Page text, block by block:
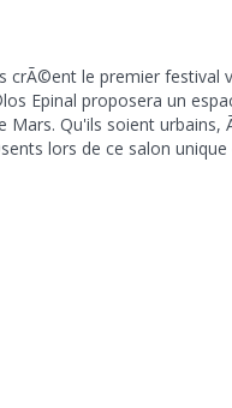
crÃ©ent le premier festival
Epinal proposera un
Mars. Qu'ils soient
lors de ce salon